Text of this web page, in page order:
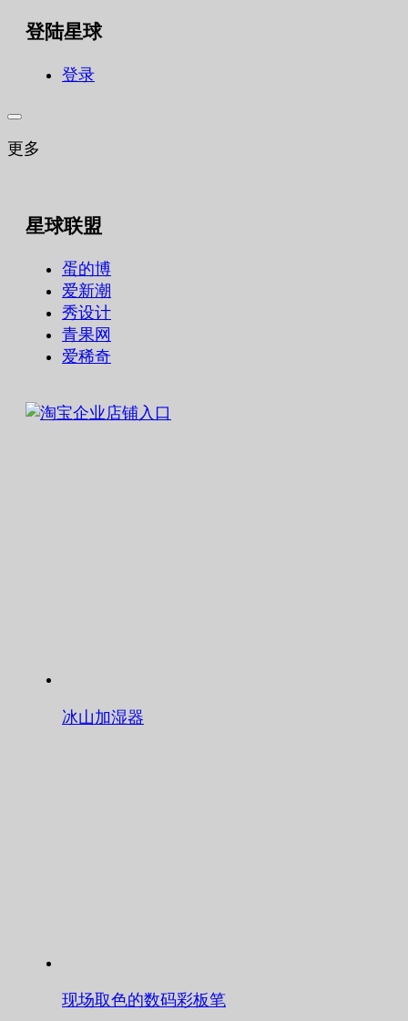
登陆星球
登录
更多
星球联盟
蛋的博
爱新潮
秀设计
青果网
爱稀奇
冰山加湿器
现场取色的数码彩板笔